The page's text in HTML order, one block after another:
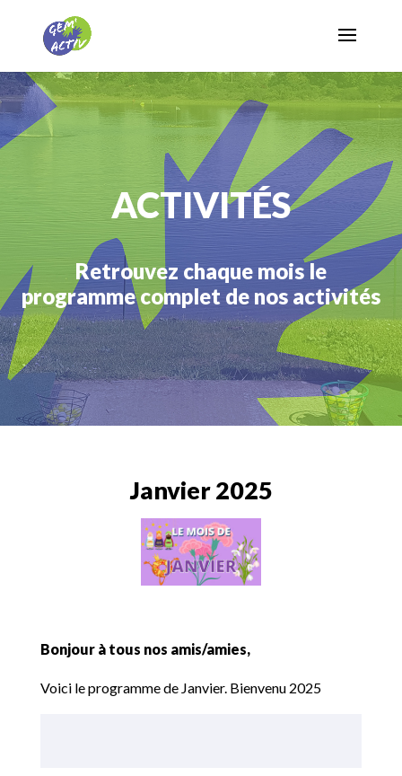
ACTIVITÉS
Retrouvez chaque mois le
programme complet de nos activités
Janvier 2025
Bonjour à tous nos amis/amies,
Voici le programme de Janvier. Bienvenu 2025